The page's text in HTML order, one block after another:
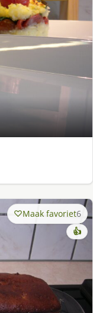
Maak favoriet6
👍